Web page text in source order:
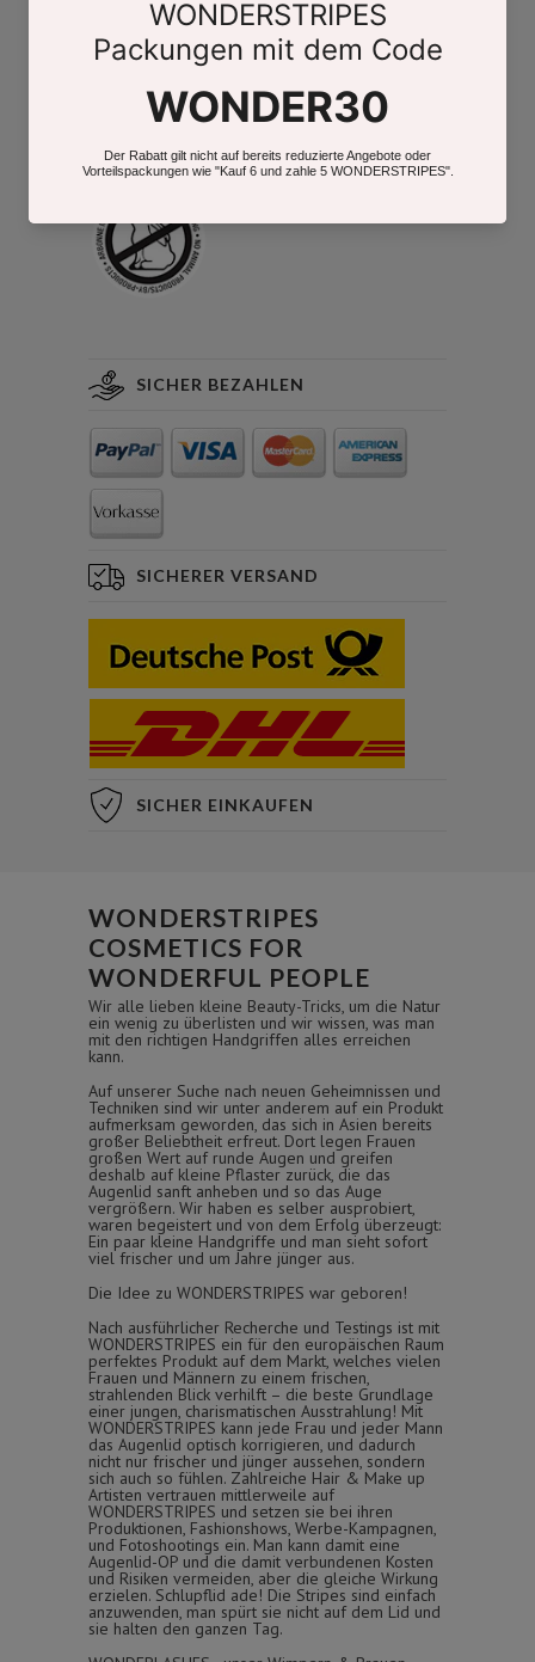
Store Finder
SICHER BEZAHLEN
SICHERER VERSAND
SICHER EINKAUFEN
WONDERSTRIPES
COSMETICS FOR
WONDERFUL PEOPLE
Wir alle lieben kleine Beauty-Tricks, um die Natur
ein wenig zu überlisten und wir wissen, was man
mit den richtigen Handgriffen alles erreichen
kann.
Auf unserer Suche nach neuen Geheimnissen und
Techniken sind wir unter anderem auf ein Produkt
aufmerksam geworden, das sich in Asien bereits
großer Beliebtheit erfreut. Dort legen Frauen
großen Wert auf runde Augen und greifen
deshalb auf kleine Pflaster zurück, die das
Augenlid sanft anheben und so das Auge
vergrößern. Wir haben es selber ausprobiert,
waren begeistert und von dem Erfolg überzeugt:
Ein paar kleine Handgriffe und man sieht sofort
viel frischer und um Jahre jünger aus.
Die Idee zu WONDERSTRIPES war geboren!
Nach ausführlicher Recherche und Testings ist mit
WONDERSTRIPES ein für den europäischen Raum
perfektes Produkt auf dem Markt, welches vielen
Frauen und Männern zu einem frischen,
strahlenden Blick verhilft – die beste Grundlage
einer jungen, charismatischen Ausstrahlung! Mit
WONDERSTRIPES kann jede Frau und jeder Mann
das Augenlid optisch korrigieren, und dadurch
nicht nur frischer und jünger aussehen, sondern
sich auch so fühlen. Zahlreiche Hair & Make up
Artisten vertrauen mittlerweile auf
WONDERSTRIPES und setzen sie bei ihren
Produktionen, Fashionshows, Werbe-Kampagnen,
und Fotoshootings ein. Man kann damit eine
Augenlid-OP und die damit verbundenen Kosten
und Risiken vermeiden, aber die gleiche Wirkung
erzielen. Schlupflid ade! Die Stripes sind einfach
anzuwenden, man spürt sie nicht auf dem Lid und
sie halten den ganzen Tag.